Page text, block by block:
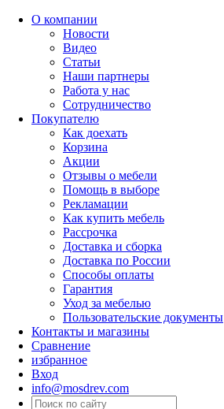
О компании
Новости
Видео
Статьи
Наши партнеры
Работа у нас
Сотрудничество
Покупателю
Как доехать
Корзина
Акции
Отзывы о мебели
Помощь в выборе
Рекламации
Как купить мебель
Рассрочка
Доставка и сборка
Доставка по России
Способы оплаты
Гарантия
Уход за мебелью
Пользовательские документы
Контакты и магазины
Сравнение
избранное
Вход
info@mosdrev.com